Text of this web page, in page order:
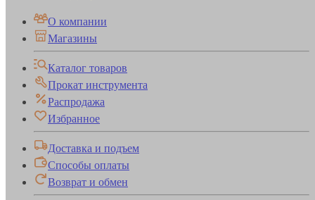
О компании
Магазины
Каталог товаров
Прокат инструмента
Распродажа
Избранное
Доставка и подъем
Способы оплаты
Возврат и обмен